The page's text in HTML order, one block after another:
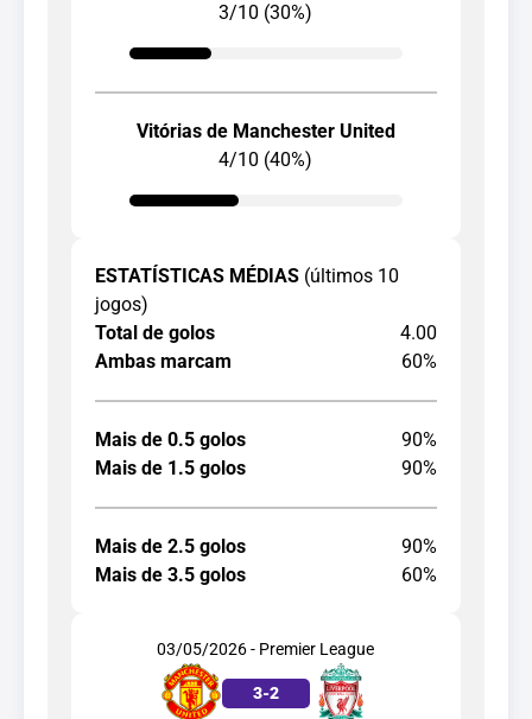
3/10 (30%)
Vitórias de Manchester United
4/10 (40%)
ESTATÍSTICAS MÉDIAS (últimos 10
jogos)
Total de golos
4.00
Ambas marcam
60%
Mais de 0.5 golos
90%
Mais de 1.5 golos
90%
Mais de 2.5 golos
90%
Mais de 3.5 golos
60%
03/05/2026 - Premier League
3-2